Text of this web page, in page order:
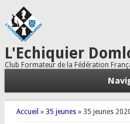
L'Echiquier
Club Formateur de la Fédération
Vous êtes ici
Accueil » 35 jeunes» 35 jeunes